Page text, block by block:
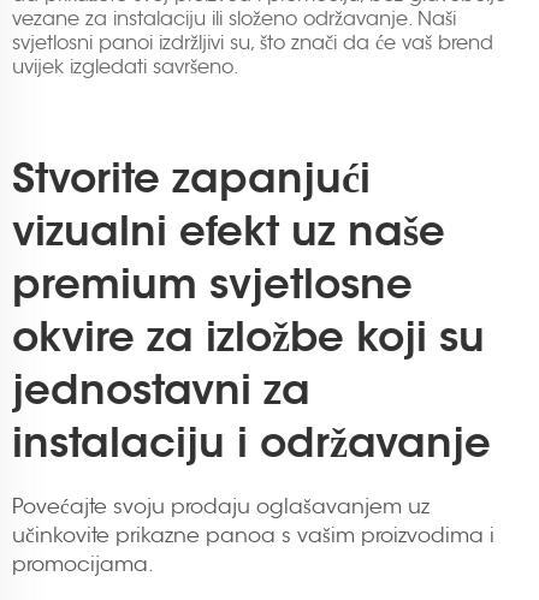
vezane za instalaciju ili složeno održavanje. Naši
svjetlosni panoi izdržljivi su, što znači da će vaš brend
uvijek izgledati savršeno.
Stvorite zapanjući
vizualni efekt uz naše
premium svjetlosne
okvire za izložbe koji su
jednostavni za
instalaciju i održavanje
Povećajte svoju prodaju oglašavanjem uz
učinkovite prikazne panoa s vašim proizvodima i
promocijama.